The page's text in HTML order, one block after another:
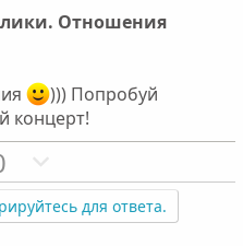
н
й
г
о
о
с
Отношения
))) Попробуй
концерт!
е
г для ответа.